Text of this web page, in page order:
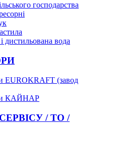
господарства
дистильована вода
EUROKRAFT (завод
КАЙНАР
/ ТО /